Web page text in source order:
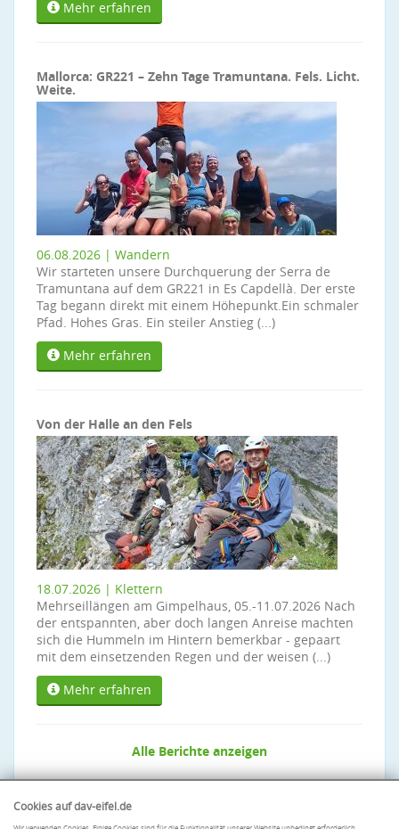
Mehr erfahren
Mallorca: GR221 – Zehn Tage Tramuntana. Fels. Licht.
Weite.
06.08.2026 | Wandern
Wir starteten unsere Durchquerung der Serra de
Tramuntana auf dem GR221 in Es Capdellà. Der erste
Tag begann direkt mit einem Höhepunkt.Ein schmaler
Pfad. Hohes Gras. Ein steiler Anstieg (...)
Mehr erfahren
Von der Halle an den Fels
18.07.2026 | Klettern
Mehrseillängen am Gimpelhaus, 05.-11.07.2026 Nach
der entspannten, aber doch langen Anreise machten
sich die Hummeln im Hintern bemerkbar - gepaart
mit dem einsetzenden Regen und der weisen (...)
Mehr erfahren
Alle Berichte anzeigen
Cookies auf dav-eifel.de